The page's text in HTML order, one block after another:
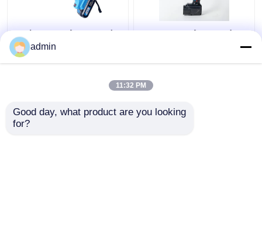
Ασύρματο ηλεκτρικό
Secateurs μπαταριών
ψαλίδων περικοπής
Επανακαταλογηστέος
περικοπής CE 21V
admin
11:32 PM
Good day, what product are you looking
for?